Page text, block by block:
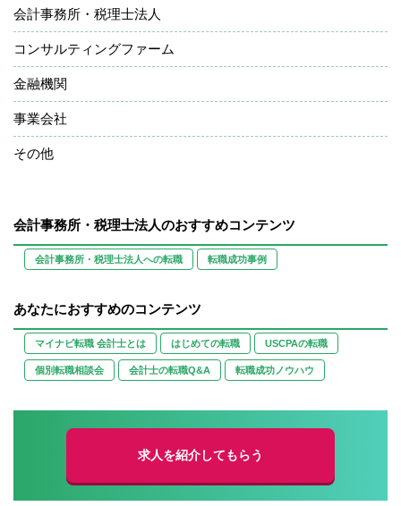
会計事務所・税理士法人
コンサルティングファーム
金融機関
事業会社
その他
会計事務所・税理士法人のおすすめコンテンツ
会計事務所・税理士法人への転職 転職成功事例
あなたにおすすめのコンテンツ
マイナビ転職 会計士とは はじめての転職 USCPAの転職
個別転職相談会 会計士の転職Q&A 転職成功ノウハウ
求人を紹介してもらう